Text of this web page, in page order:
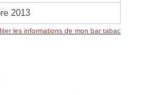
2013
les informations de mon bar tabac